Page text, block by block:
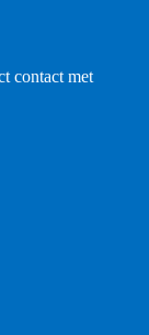
contact met